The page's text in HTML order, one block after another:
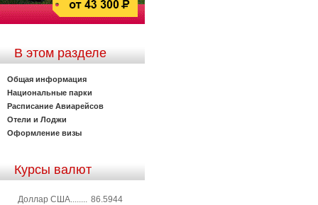
В этом разделе
Общая информация
Национальные парки
Расписание Авиарейсов
Отели и Лоджи
Оформление визы
Курсы валют
Доллар США........ 86.5944